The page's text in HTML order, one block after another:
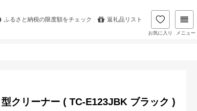
ふるさと納税の限度額をチェック 返礼品リスト
お気に入り メニュー
クリーナー ( TC-E123JBK ブラック )